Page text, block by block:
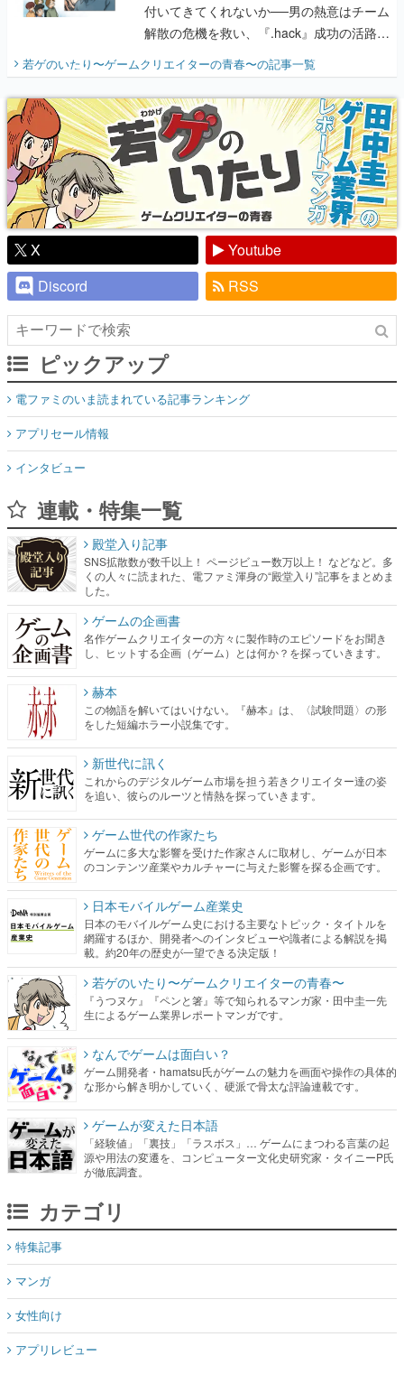
付いてきてくれないか──男の熱意はチーム
解散の危機を救い、『.hack』成功の活路を
『少年ジャンプ』色だった【若ゲのいた
り】
若ゲのいたり〜ゲームクリエイターの青春〜の記事一覧
X
Youtube
Discord
RSS
ピックアップ
電ファミのいま読まれている記事ランキング
アプリセール情報
インタビュー
連載・特集一覧
殿堂入り記事
SNS拡散数が数千以上！ ページビュー数万以上！ などなど。多
くの人々に読まれた、電ファミ渾身の“殿堂入り”記事をまとめま
した。
ゲームの企画書
名作ゲームクリエイターの方々に製作時のエピソードをお聞き
し、ヒットする企画（ゲーム）とは何か？を探っていきます。
赫本
この物語を解いてはいけない。『赫本』は、〈試験問題〉の形
をした短編ホラー小説集です。
新世代に訊く
これからのデジタルゲーム市場を担う若きクリエイター達の姿
を追い、彼らのルーツと情熱を探っていきます。
ゲーム世代の作家たち
ゲームに多大な影響を受けた作家さんに取材し、ゲームが日本
のコンテンツ産業やカルチャーに与えた影響を探る企画です。
日本モバイルゲーム産業史
日本のモバイルゲーム史における主要なトピック・タイトルを
網羅するほか、開発者へのインタビューや識者による解説を掲
載。約20年の歴史が一望できる決定版！
若ゲのいたり〜ゲームクリエイターの青春〜
『うつヌケ』『ペンと箸』等で知られるマンガ家・田中圭一先
生によるゲーム業界レポートマンガです。
なんでゲームは面白い？
ゲーム開発者・hamatsu氏がゲームの魅力を画面や操作の具体的
な形から解き明かしていく、硬派で骨太な評論連載です。
ゲームが変えた日本語
「経験値」「裏技」「ラスボス」… ゲームにまつわる言葉の起
源や用法の変遷を、コンピューター文化史研究家・タイニーP氏
が徹底調査。
カテゴリ
特集記事
マンガ
女性向け
アプリレビュー